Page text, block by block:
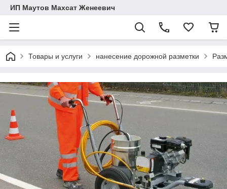
ИП Маутов Махсат Женеевич
Товары и услуги нанесение дорожной разметки